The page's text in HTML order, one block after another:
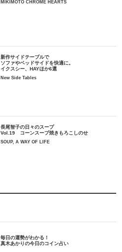
MIKIMOTO CHROME HEARTS
新作サイドテーブルで
ソファやベッドサイドを快適に。
イクスシー、HAYほか6選
New Side Tables
長尾智子の日々のスープ
Vol.19 コーンスープ焼きもろこしのせ
SOUP, A WAY OF LIFE
毎日の運勢がわかる！